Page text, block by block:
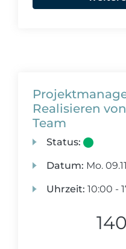
Realisieren
Team
Status:
Datum: Mo.
Uhrzeit: 10:00 -